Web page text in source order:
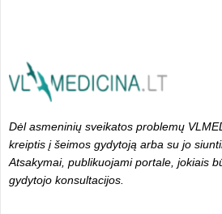
Dėl asmeninių sveikatos problemų
kreiptis į šeimos gydytoją arba su jo
Atsakymai, publikuojami portale, jokiais
gydytojo konsultacijos.